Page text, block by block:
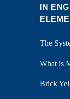
IN
The
What is
Brick